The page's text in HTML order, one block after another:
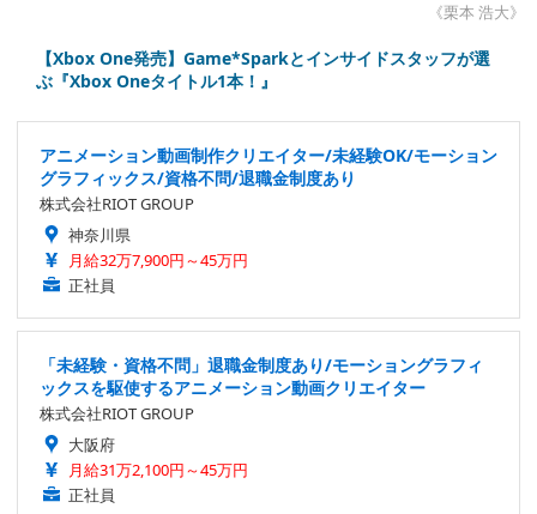
《栗本 浩大》
【Xbox One発売】Game*Sparkとインサイドスタッフが選
ぶ『Xbox Oneタイトル1本！』
アニメーション動画制作クリエイター/未経験OK/モーション
グラフィックス/資格不問/退職金制度あり
株式会社RIOT GROUP
神奈川県
月給32万7,900円～45万円
正社員
「未経験・資格不問」退職金制度あり/モーショングラフィ
ックスを駆使するアニメーション動画クリエイター
株式会社RIOT GROUP
大阪府
月給31万2,100円～45万円
正社員